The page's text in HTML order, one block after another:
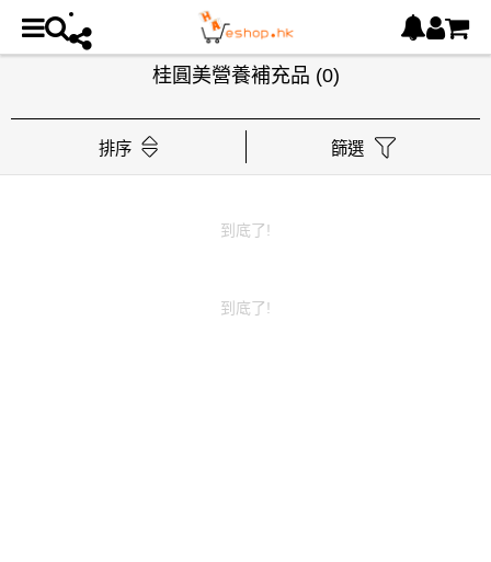
桂圓美營養補充品 (0)
排序 篩選
到底了!
到底了!